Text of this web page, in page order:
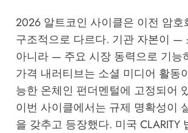
2026 알트코인 사이클은 이전 암호
구조적으로 다르다. 기관 자본이 —
아니라 — 주요 시장 동력으로 기능
가격 내러티브는 소셜 미디어 활동
능한 온체인 펀더멘털에 고정되어
이번 사이클에서는 규제 명확성이
을 갖추고 등장했다. 미국 CLARITY